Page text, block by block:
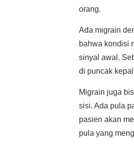
orang.
Ada migrain
bahwa kondisi
sinyal awal.
di puncak
Migrain juga
sisi. Ada pula
pasien akan
pula yang